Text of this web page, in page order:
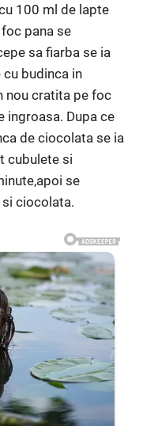
100 ml de lapte
pana se
sa fiarba se ia
budinca in
nou cratita pe foc
ingroasa. Dupa ce
de ciocolata se ia
cubulete si
se
ciocolata.